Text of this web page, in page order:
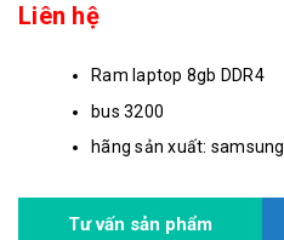
Liên hệ
Ram laptop 8gb DDR4
bus 3200
hãng sản xuất: samsung
tình trạng: mới 100%
Tư vấn sản phẩm